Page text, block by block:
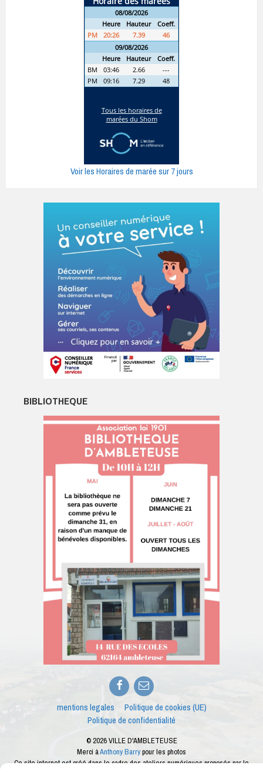
Voir les Horaires de marée sur 7 jours
BIBLIOTHEQUE
Facebook
E-
mail
mentions legales
Politique de cookies (UE)
Politique de confidentialité
© 2026 VILLE D'AMBLETEUSE
Merci àAnthony Barrypour les photos
Ce site internet est créé dans le cadre des ateliers numériques proposés par le